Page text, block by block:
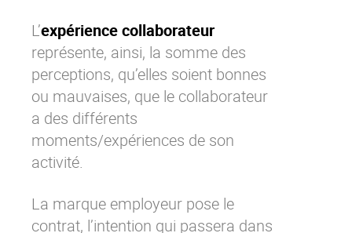
L’expérience collaborateur
représente, ainsi, la somme des
perceptions, qu’elles soient bonnes
ou mauvaises, que le collaborateur
a des différents
moments/expériences de son
activité.
La marque employeur pose le
contrat, l’intention qui passera dans